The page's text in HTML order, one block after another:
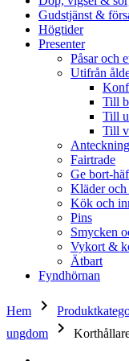
Gudstjänst &
Högtider
Presenter
Påsar och
Utifrån
Till
Till
Till
Fairtrade
Ge bort-
Kläder
Kök och
Pins
Smycken
Vykort &
Ätbart
Fyndhörnan
Hem keyboard_arrow_right
ungdom
keyboard_arrow_right